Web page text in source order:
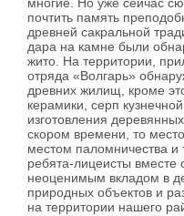
многие. Но уже сейчас
почтить память
древней сакральной
дара на камне были
жито. На территории,
отряда «Волгарь»
древних жилищ, кроме
керамики, серп
изготовления
скором времени, то
местом паломничества и
ребята-лицеисты вместе
неоценимым вкладом в
природных объектов и
на территории нашего